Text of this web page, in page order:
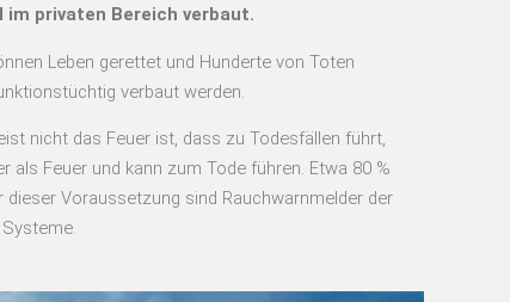
im privaten Bereich verbaut.
Leben gerettet und Hunderte von Toten
verbaut werden.
nicht das Feuer ist, dass zu Todesfällen führt,
Feuer und kann zum Tode führen. Etwa 80 %
Voraussetzung sind Rauchwarnmelder der